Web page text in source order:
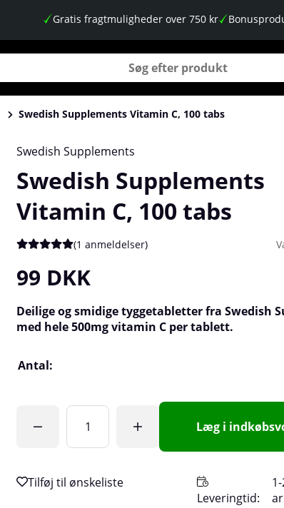
Gratis fragtmuligheder over 750 kr
Swedish Supplements Vitamin C, 100 tabs
Swedish Supplements
Swedish Supplements
Vitamin C, 100 tabs
Gennemsnitlig vurdering 5 ud af 5 Antal vurderinger 1
(1 anmeldelser)
99 DKK
Deilige og smidige tyggetabletter fra Swedish
med hele 500mg vitamin C per tablett.
Antal:
Læg i
Leveringtid: